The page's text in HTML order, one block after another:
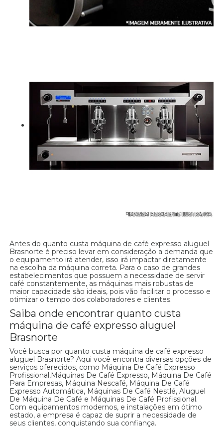
Antes do quanto custa máquina de café expresso aluguel
Brasnorte é preciso levar em consideração a demanda que
o equipamento irá atender, isso irá impactar diretamente
na escolha da máquina correta. Para o caso de grandes
estabelecimentos que possuem a necessidade de servir
café constantemente, as máquinas mais robustas de
maior capacidade são ideais, pois vão facilitar o processo e
otimizar o tempo dos colaboradores e clientes.
Saiba onde encontrar quanto custa
máquina de café expresso aluguel
Brasnorte
Você busca por quanto custa máquina de café expresso
aluguel Brasnorte? Aqui você encontra diversas opções de
serviços oferecidos, como Máquina De Café Expresso
Profissional,Máquinas De Café Expresso, Máquina De Café
Para Empresas, Máquina Nescafé, Máquina De Café
Expresso Automática, Máquinas De Café Nestlé, Aluguel
De Máquina De Café e Máquinas De Café Profissional.
Com equipamentos modernos, e instalações em ótimo
estado, a empresa é capaz de suprir a necessidade de
seus clientes, conquistando sua confiança.